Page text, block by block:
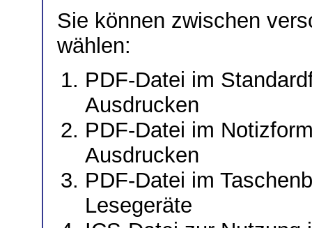
Sie können zwischen
wählen:
PDF-Datei im
Ausdrucken
PDF-Datei im
Ausdrucken
PDF-Datei im
Lesegeräte